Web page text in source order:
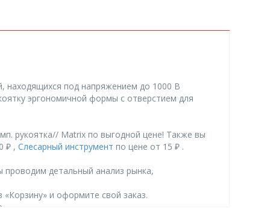
находящихся под напряжением до 1000 В
эргономичной формы с отверстием для
рукоятка// Matrix по выгодной цене! Также вы
₽ ,Слесарный инструмент по цене от 15 ₽ .
детальный анализ рынка,
и оформите свой заказ.